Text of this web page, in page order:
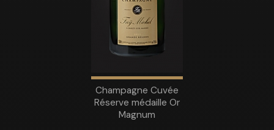
Champagne Cuvée
Réserve médaille Or
Magnum